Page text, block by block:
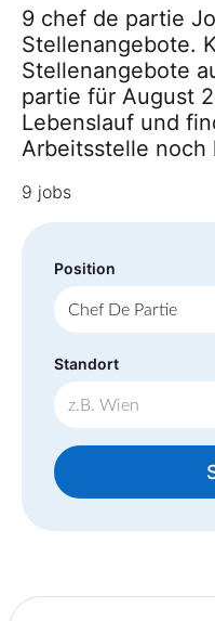
9 chef de partie
Stellenangebote.
Stellenangebote
partie für August
Lebenslauf und
Arbeitsstelle noch
9 jobs
Position
Standort